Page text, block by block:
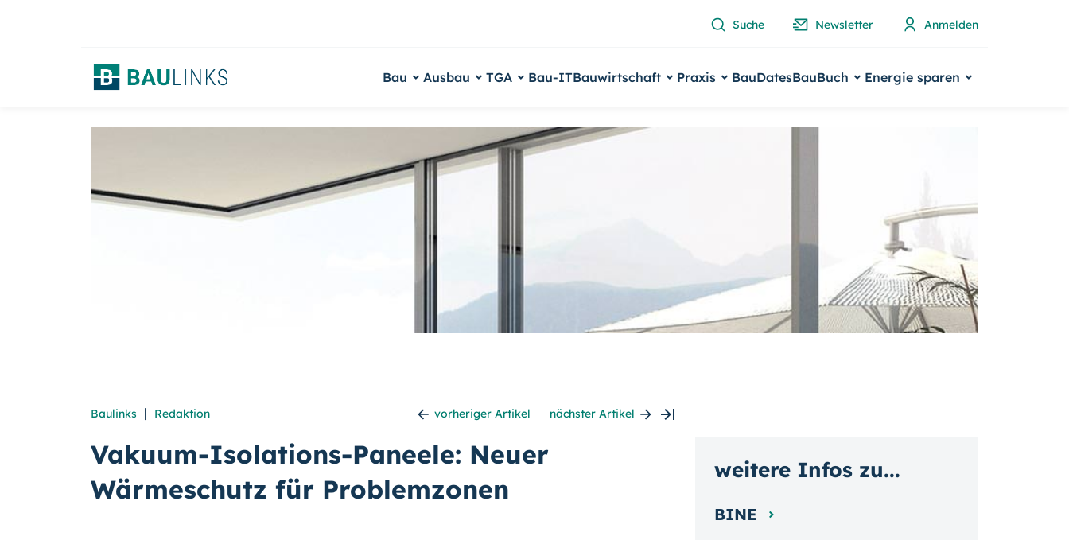
Suche Newsletter Anmelden
Bau Ausbau TGA Bau-ITBauwirtschaft Praxis BauDatesBauBuch Energie sparen
Baulinks | Redaktion vorheriger Artikel nächster Artikel
Vakuum-Isolations-Paneele: Neuer
Wärmeschutz für Problemzonen
weitere Infos zu...
BINE